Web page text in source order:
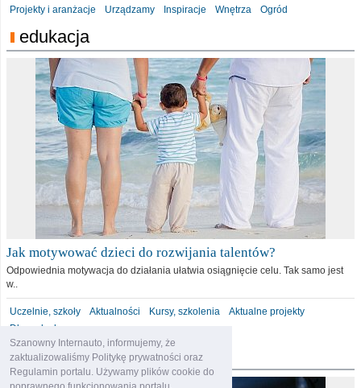
Szanowny Internauto, informujemy, że
zaktualizowaliśmy Politykę prywatności oraz
Regulamin portalu. Używamy plików cookie do
Projekty i aranżacje Urządzamy Inspiracje Wnętrza Ogród
edukacja
Jak motywować dzieci do rozwijania talentów?
Odpowiednia motywacja do działania ułatwia osiągnięcie celu. Tak samo jest
w..
Uczelnie, szkoły Aktualności Kursy, szkolenia
Aktualne projekty
Dla malucha
motoryzacja